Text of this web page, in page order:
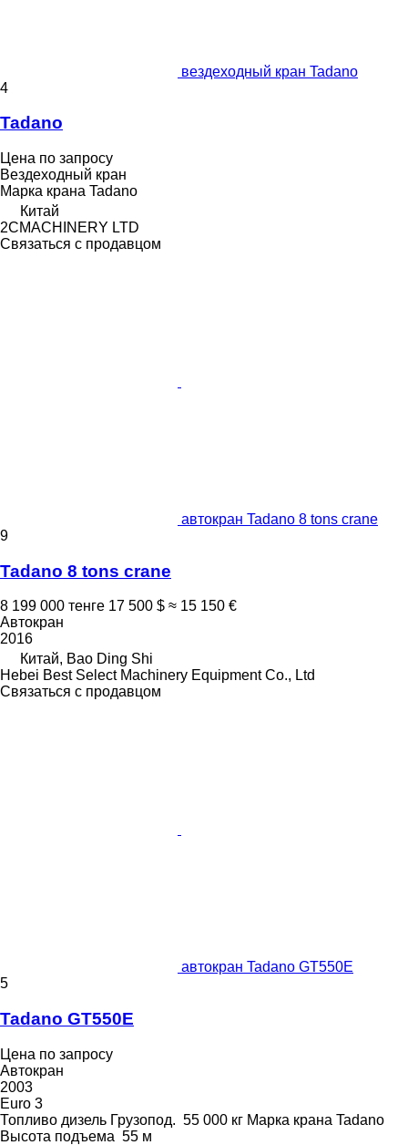
вездеходный кран Tadano
4
Tadano
Цена по запросу
Вездеходный кран
Марка крана Tadano
Китай
2CMACHINERY LTD
Связаться с продавцом
автокран Tadano 8 tons crane
9
Tadano 8 tons crane
8 199 000 тенге 17 500 $ ≈ 15 150 €
Автокран
2016
Китай, Bao Ding Shi
Hebei Best Select Machinery Equipment Co., Ltd
Связаться с продавцом
автокран Tadano GT550E
5
Tadano GT550E
Цена по запросу
Автокран
2003
Euro 3
Топливо дизель Грузопод. 55 000 кг Марка крана Tadano
Высота подъема 55 м